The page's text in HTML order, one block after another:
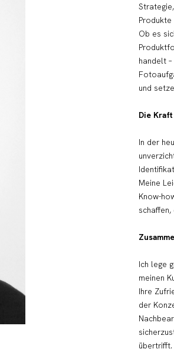
Ob es
handelt
und
Die
In der
Meine
Know-
Ich lege
meinen
Ihre
der
übertrifft.